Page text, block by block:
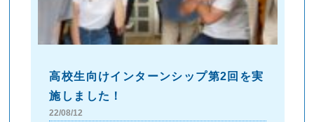
高校生向けインターンシップ第2回を実
施しました！
22/08/12